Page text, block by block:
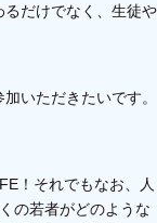
だけでなく、生徒や
いただきたいです。
！それでもなお、人
の若者がどのような